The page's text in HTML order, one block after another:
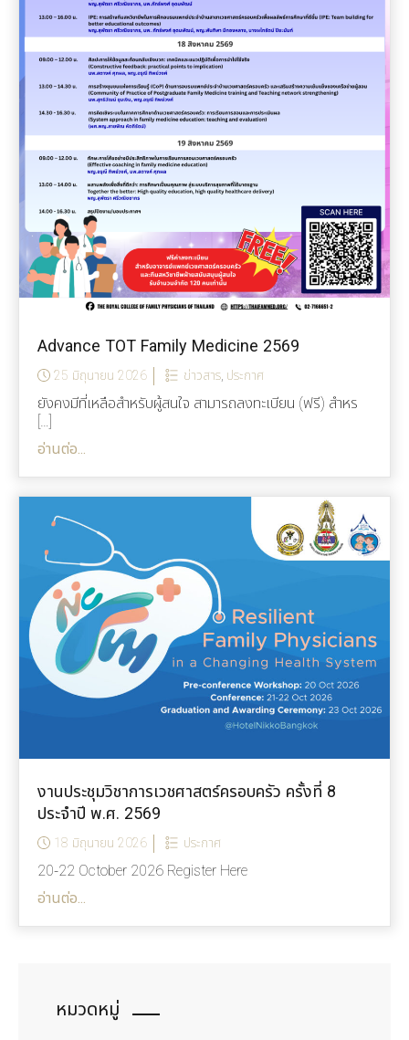
หมวดหมู่
Advance TOT Family Medicine 2569
25 มิถุนายน 2026 ข่าวสาร, ประกาศ
ยังคงมีที่เหลือสำหรับผู้สนใจ สามารถลงทะเบียน (ฟรี) สำหร
[…]
อ่านต่อ...
งานประชุมวิชาการเวชศาสตร์ครอบครัว ครั้งที่ 8
ประจำปี พ.ศ. 2569
18 มิถุนายน 2026 ประกาศ
20-22 October 2026 Register Here
อ่านต่อ...